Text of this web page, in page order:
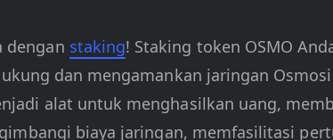
dengan staking! Staking token OSMO
dan mengamankan jaringan
alat untuk menghasilkan uang,
biaya jaringan, memfasilitasi